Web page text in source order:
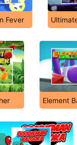
Fever
Element